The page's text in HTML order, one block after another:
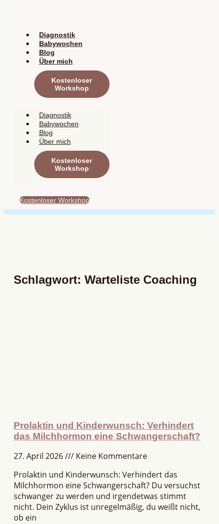
Diagnostik
Babywochen
Blog
Über mich
Kostenloser
Workshop
Diagnostik
Babywochen
Blog
Über mich
Kostenloser
Workshop
Kostenloser Workshop
Schlagwort: Warteliste Coaching
Prolaktin und Kinderwunsch: Verhindert
das Milchhormon eine Schwangerschaft?
27. April 2026
Keine Kommentare
Prolaktin und Kinderwunsch: Verhindert das
Milchhormon eine Schwangerschaft? Du versuchst
schwanger zu werden und irgendetwas stimmt
nicht. Dein Zyklus ist unregelmäßig, du weißt nicht,
ob ein